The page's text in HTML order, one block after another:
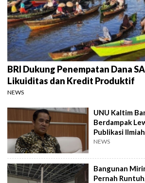
BRI Dukung Penempatan Dana
Likuiditas dan Kredit Produktif
NEWS
UNU Kaltim
Berdampak
Publikasi Ilmiah
NEWS
Bangunan
Pernah